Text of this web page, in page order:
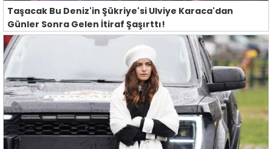
Taşacak Bu Deniz'in Şükriye'si Ulviye Karaca'dan
Günler Sonra Gelen İtiraf Şaşırttı!